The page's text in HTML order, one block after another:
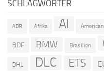
SCHLAGWÖRTER
ADR Afrika AI
BDF BMW Brasilien
DHL DLC ETS